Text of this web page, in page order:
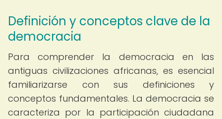
Definición y conceptos clave de la
democracia
Para comprender la democracia en las
antiguas civilizaciones africanas, es esencial
familiarizarse con sus definiciones y
conceptos fundamentales. La democracia se
caracteriza por la participación ciudadana